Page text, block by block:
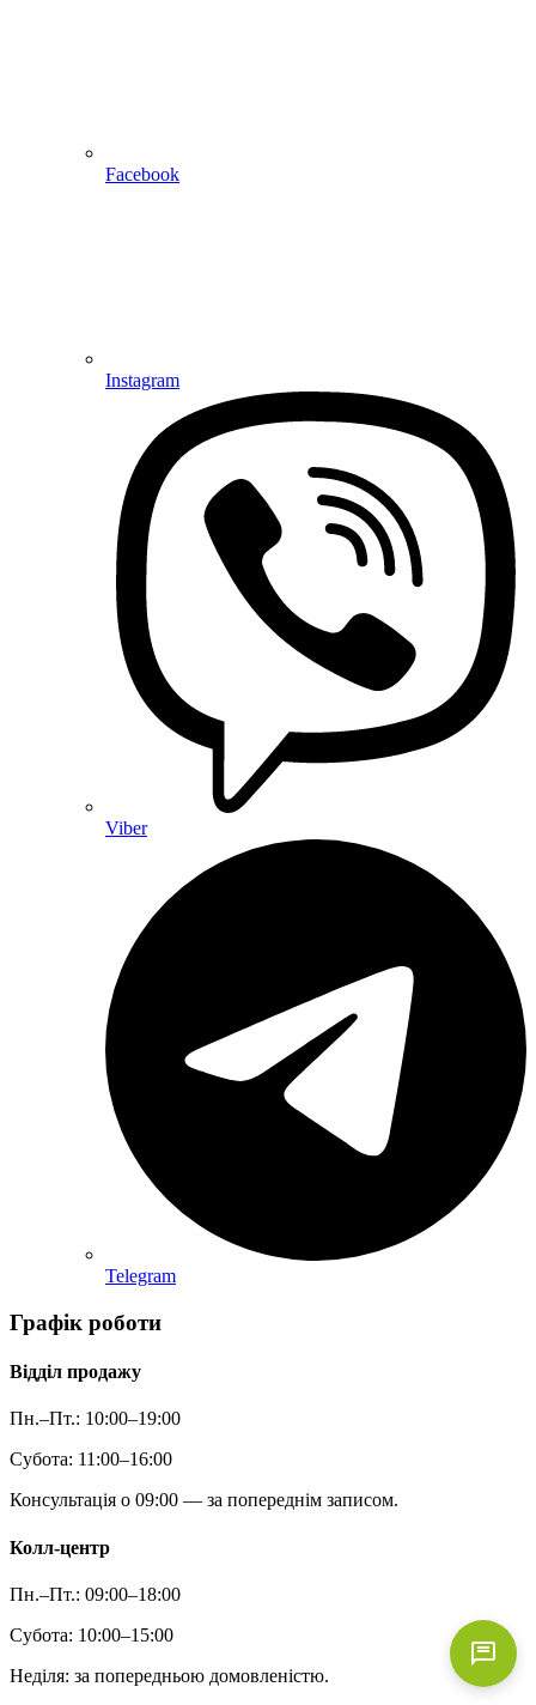
Facebook
Instagram
Viber
Telegram
Графік роботи
Відділ продажу
Пн.–Пт.: 10:00–19:00
Субота: 11:00–16:00
Консультація о 09:00 — за попереднім записом.
Колл-центр
Пн.–Пт.: 09:00–18:00
Субота: 10:00–15:00
Неділя: за попередньою домовленістю.